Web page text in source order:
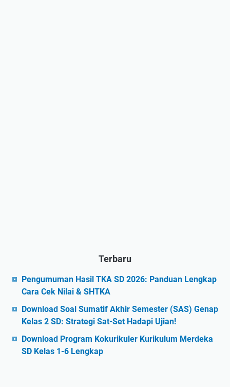
Terbaru
Pengumuman Hasil TKA SD 2026: Panduan Lengkap
Cara Cek Nilai & SHTKA
Download Soal Sumatif Akhir Semester (SAS) Genap
Kelas 2 SD: Strategi Sat-Set Hadapi Ujian!
Download Program Kokurikuler Kurikulum Merdeka
SD Kelas 1-6 Lengkap